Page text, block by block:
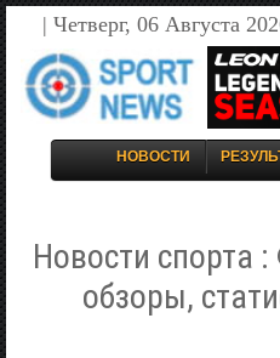
| Четверг, 06 Августа
НОВОСТИ
Новости спорта
обзоры,